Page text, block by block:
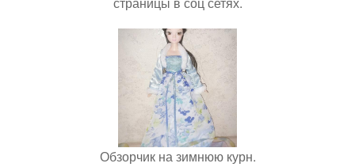
Обзорчик на зимнюю курн.